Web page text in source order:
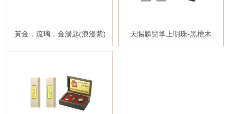
黃金．琉璃．金湯匙(浪漫紫) 天賜麟兒掌上明珠-黑檀木